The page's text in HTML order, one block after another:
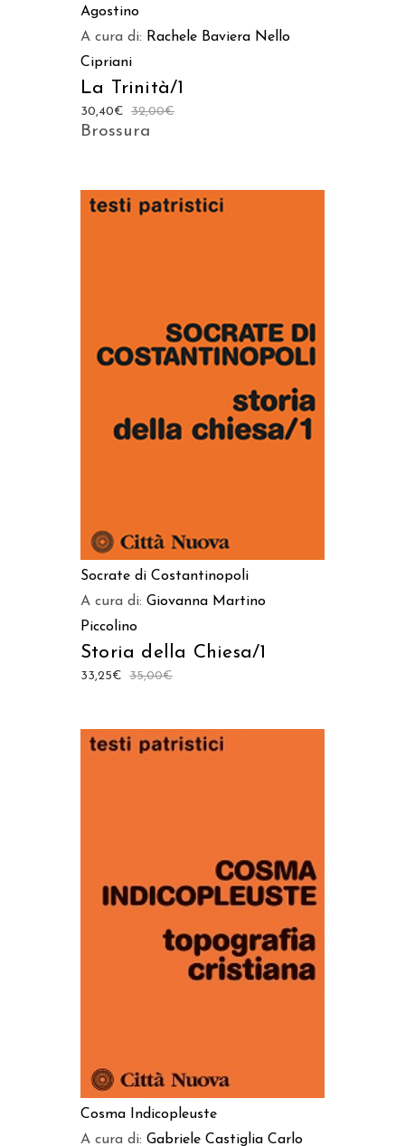
Agostino
A cura di: Rachele Baviera Nello
Cipriani
La Trinità/1
32,00€
30,40€
Brossura
Socrate di Costantinopoli
A cura di: Giovanna Martino
Piccolino
Storia della Chiesa/1
35,00€
33,25€
Cosma Indicopleuste
A cura di: Gabriele Castiglia Carlo